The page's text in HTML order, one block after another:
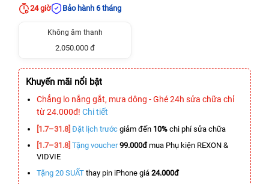
24 giờ
Bảo hành 6 tháng
Không âm thanh
2.050.000 đ
Khuyến mãi nổi bật
Chẳng lo nắng gắt, mưa dông - Ghé 24h sửa chữa chỉ
từ 24.000đ! Chi tiết
[1.7–31.8] Đặt lịch trước giảm đến 10% chi phí sửa chữa
[1.7–31.8] Tặng voucher 99.000đmua Phụ kiện REXON &
VIDVIE
Tặng 20 SUẤT thay pin iPhone giá 24.000đ